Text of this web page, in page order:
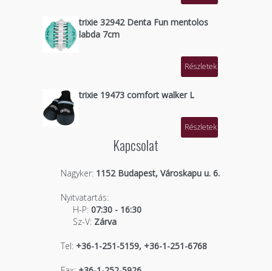
trixie 32942 Denta Fun mentolos
labda 7cm
Részletek
trixie 19473 comfort walker L
Részletek
Kapcsolat
Nagyker:1152 Budapest, Városkapu u. 6.
Nyitvatartás:
H-P:07:30 - 16:30
Sz-V:Zárva
Tel:+36-1-251-5159, +36-1-251-6768